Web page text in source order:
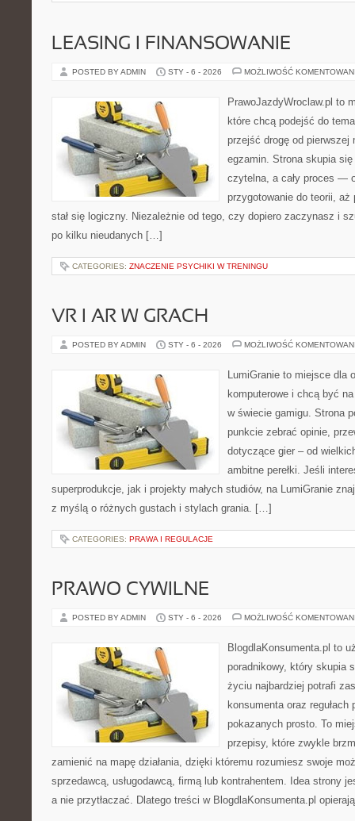
LEASING I FINANSOWANIE
POSTED BY ADMIN STY - 6 - 2026 MOŻLIWOŚĆ
PrawoJazdyWroclaw.pl to
które chcą podejść do
przejść drogę od
egzamin. Strona skupia
czytelna, a cały proces —
przygotowanie do teorii,
stał się logiczny. Niezależnie od tego, czy dopiero zaczynasz i
po kilku nieudanych […]
CATEGORIES: ZNACZENIE PSYCHIKI W TRENINGU
VR I AR W GRACH
POSTED BY ADMIN STY - 6 - 2026 MOŻLIWOŚĆ
LumiGranie to miejsce dla
komputerowe i chcą być
w świecie gamigu. Strona
punkcie zebrać opinie,
dotyczące gier – od
ambitne perełki. Jeśli
superprodukcje, jak i projekty małych studiów, na LumiGranie
z myślą o różnych gustach i stylach grania. […]
CATEGORIES: PRAWA I REGULACJE
PRAWO CYWILNE
POSTED BY ADMIN STY - 6 - 2026 MOŻLIWOŚĆ
BlogdlaKonsumenta.pl to
poradnikowy, który skupia
życiu najbardziej potrafi
konsumenta oraz regułach
pokazanych prosto. To
przepisy, które zwykle
zamienić na mapę działania, dzięki któremu rozumiesz swoje
sprzedawcą, usługodawcą, firmą lub kontrahentem. Idea strony
a nie przytłaczać. Dlatego treści w BlogdlaKonsumenta.pl